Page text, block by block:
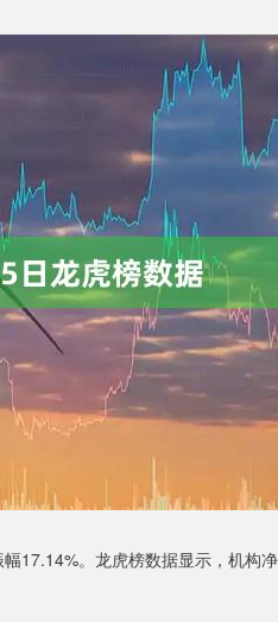
17.14%。龙虎榜数据显示，机构
4694.44